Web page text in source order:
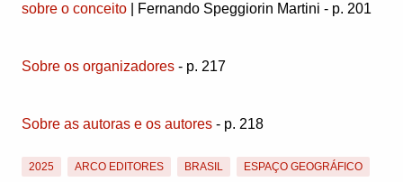
sobre o conceito | Fernando Speggiorin Martini - p. 201
Sobre os organizadores - p. 217
Sobre as autoras e os autores - p. 218
2025 ARCO EDITORES BRASIL ESPAÇO GEOGRÁFICO